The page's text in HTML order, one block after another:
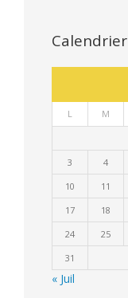
Calendrier
L M
3
4
10
11
17
18
24
25
31
« Juil